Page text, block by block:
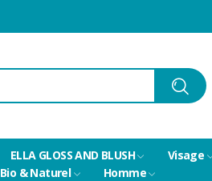
ELLA GLOSS AND BLUSH Visage
Bio & Naturel Homme